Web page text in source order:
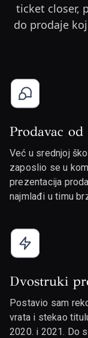
ticket closer,
do prodaje
Prodavac od
Već u srednjoj
zaposlio se u
prezentacija
najmlađi u timu
Dvostruki
Postavio sam
vrata i stekao
2020. i 2021. Do